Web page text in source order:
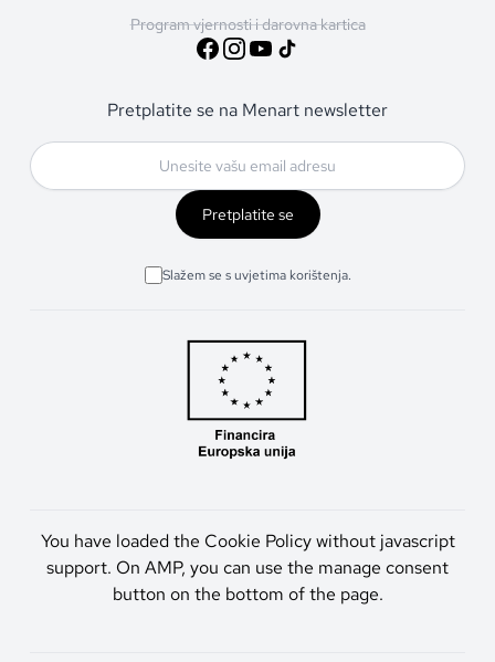
Program vjernosti i darovna kartica
Pretplatite se na Menart newsletter
Pretplatite se
Slažem se s uvjetima korištenja.
You have loaded the Cookie Policy without javascript
support. On AMP, you can use the manage consent
button on the bottom of the page.